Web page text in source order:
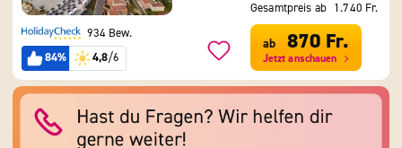
934 Bew.
84%
4,8/6
Gesamtpreis ab 1.740 Fr.
ab 870 Fr.
Jetzt anschauen